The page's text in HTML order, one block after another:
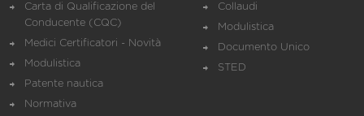
Carta di Qualificazione del
Conducente (CQC)
Medici Certificatori - Novità
Modulistica
Patente nautica
Normativa
Collaudi
Modulistica
Documento Unico
STED